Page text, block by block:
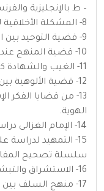
– ط بالإنجليزية
8- المشكلة الأخلاقية لدى مفكرى الإسلام – ط دار النهضة.
9- قضية التوحيد بين الدين والفلسفة – ط التقدم 1984م.
10- قضية المنهج عند الكندى – دار العلوم 1987م.
11- الغيب والشهادة كما تحدث القرآن.
12- قضية الألوهية بين الدين والفلسفة.
13- من قضايا الفكر
الهوية.
14- الإمام الغزالى دراسات وبحوث.
15- التمهيد لدراسة علم الكلام.
سلسلة تصحيح
16- الاستشراق والتبشير.
17- منهج السلف بين العقل والتقليد.